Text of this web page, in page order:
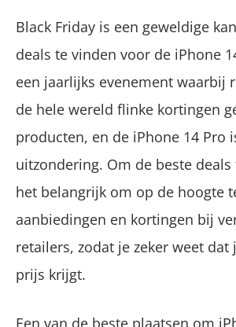
Black Friday is een geweldige
deals te vinden voor de iPhone
een jaarlijks evenement waarbij
de hele wereld flinke kortingen
producten, en de iPhone 14 Pro
uitzondering. Om de beste
het belangrijk om op de hoogte
aanbiedingen en kortingen bij
retailers, zodat je zeker weet dat
prijs krijgt.
Een van de beste plaatsen om